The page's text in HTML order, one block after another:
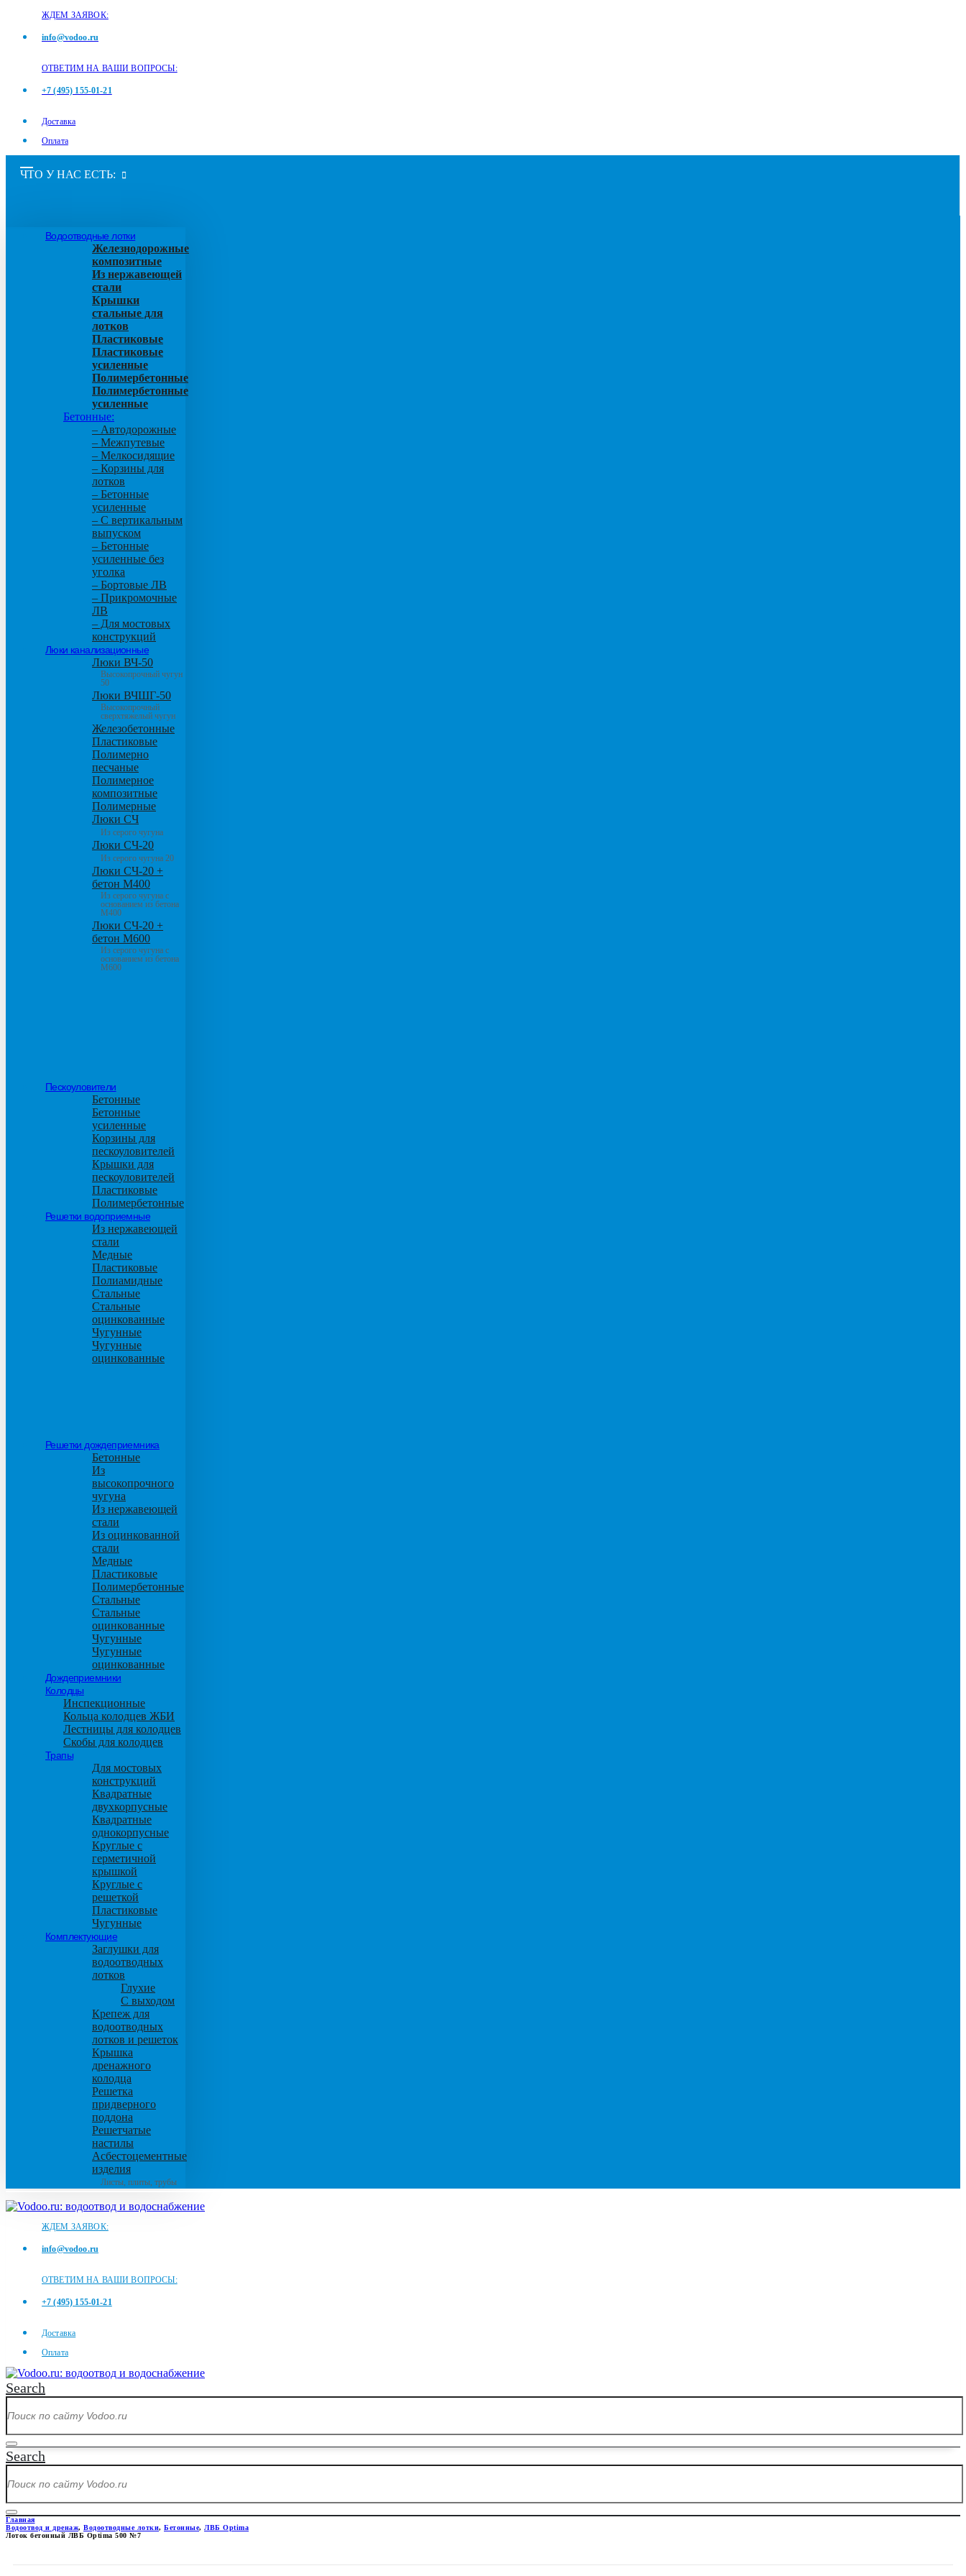
ЖДЕМ ЗАЯВОК:
info@vodoo.ru
ОТВЕТИМ НА ВАШИ ВОПРОСЫ:
+7 (495) 155-01-21
Доставка
Оплата
ЧТО У НАС ЕСТЬ:
Водоотводные лотки
Железнодорожные
композитные
Из нержавеющей
стали
Крышки
стальные для
лотков
Пластиковые
Пластиковые
усиленные
Полимербетонные
Полимербетонные
усиленные
Бетонные:
– Автодорожные
– Межпутевые
– Мелкосидящие
– Корзины для
лотков
– Бетонные
усиленные
– С вертикальным
выпуском
– Бетонные
усиленные без
уголка
– Бортовые ЛВ
– Прикромочные
ЛВ
– Для мостовых
конструкций
Люки канализационные
Люки ВЧ-50
Высокопрочный чугун
50
Люки ВЧШГ-50
Высокопрочный
сверхтяжелый чугун
Железобетонные
Пластиковые
Полимерно
песчаные
Полимерное
композитные
Полимерные
Люки СЧ
Из серого чугуна
Люки СЧ-20
Из серого чугуна 20
Люки СЧ-20 +
бетон М400
Из серого чугуна с
основанием из бетона
М400
Люки СЧ-20 +
бетон М600
Из серого чугуна с
основанием из бетона
М600
Пескоуловители
Бетонные
Бетонные
усиленные
Корзины для
пескоуловителей
Крышки для
пескоуловителей
Пластиковые
Полимербетонные
Решетки водоприемные
Из нержавеющей
стали
Медные
Пластиковые
Полиамидные
Стальные
Стальные
оцинкованные
Чугунные
Чугунные
оцинкованные
Решетки дождеприемника
Бетонные
Из
высокопрочного
чугуна
Из нержавеющей
стали
Из оцинкованной
стали
Медные
Пластиковые
Полимербетонные
Стальные
Стальные
оцинкованные
Чугунные
Чугунные
оцинкованные
Дождеприемники
Колодцы
Инспекционные
Кольца колодцев ЖБИ
Лестницы для колодцев
Скобы для колодцев
Трапы
Для мостовых
конструкций
Квадратные
двухкорпусные
Квадратные
однокорпусные
Круглые с
герметичной
крышкой
Круглые с
решеткой
Пластиковые
Чугунные
Комплектующие
Заглушки для
водоотводных
лотков
Глухие
С выходом
Крепеж для
водоотводных
лотков и решеток
Крышка
дренажного
колодца
Решетка
придверного
поддона
Решетчатые
настилы
Асбестоцементные
изделия
Листы, плиты, трубы
ЖДЕМ ЗАЯВОК:
info@vodoo.ru
ОТВЕТИМ НА ВАШИ ВОПРОСЫ:
+7 (495) 155-01-21
Доставка
Оплата
Search
Search
Главная
Водоотвод и дренаж, Водоотводные лотки, Бетонные, ЛВБ Optima
Лоток бетонный ЛВБ Optima 500 №7